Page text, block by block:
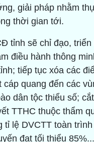
giải pháp nhằm
thời gian tới.
tỉnh sẽ chỉ đạo, triển
điều hành thông
tiếp tục xóa các
cáp quang đến các
dân tộc thiểu số;
TTHC thuộc thẩm
tỉ lệ DVCTT toàn
đạt tối thiểu 85%...